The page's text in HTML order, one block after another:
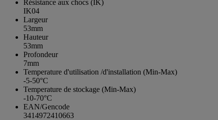
Résistance aux chocs (IK)
IK04
Largeur
53mm
Hauteur
53mm
Profondeur
7mm
Temperature d'utilisation /d'installation (Min-Max)
-5-50°C
Temperature de stockage (Min-Max)
-10-70°C
EAN/Gencode
3414972410663